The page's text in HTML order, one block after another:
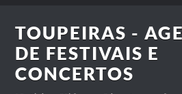
TOUPEIRAS -
DE FESTIVAIS E
CONCERTOS